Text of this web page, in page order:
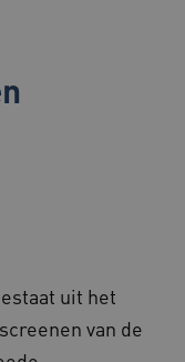
uit het
van de